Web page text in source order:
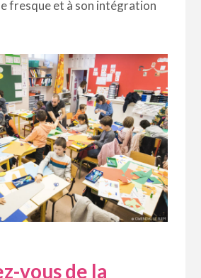
fresque et à son intégration
vous de la